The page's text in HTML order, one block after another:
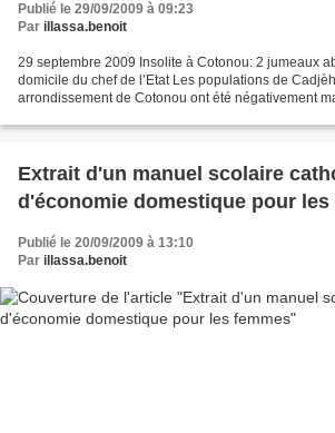
Publié le 29/09/2009 à 09:23
Par illassa.benoit
29 septembre 2009 Insolite à Cotonou: 2 jumeaux
domicile du chef de l’Etat Les populations de
arrondissement de Cotonou ont été négativement
Extrait d'un manuel scolaire
d'économie domestique pour les
Publié le 20/09/2009 à 13:10
Par illassa.benoit